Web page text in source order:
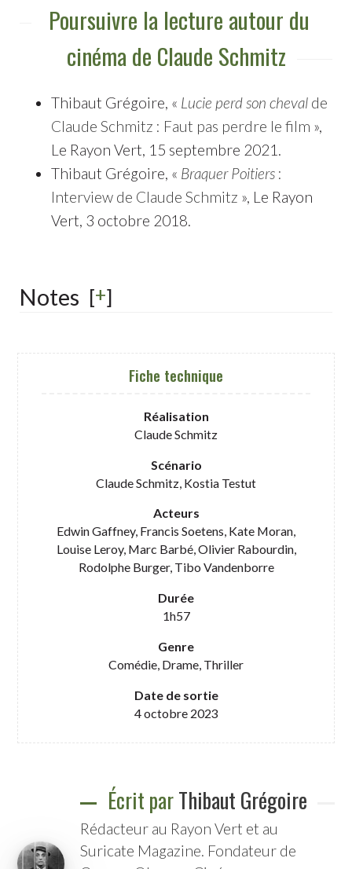
Fiche technique
Réalisation
Claude Schmitz
Scénario
Claude Schmitz, Kostia Testut
Acteurs
Edwin Gaffney, Francis Soetens, Kate Moran,
Louise Leroy, Marc Barbé, Olivier Rabourdin,
Rodolphe Burger, Tibo Vandenborre
Durée
1h57
Genre
Comédie, Drame, Thriller
Date de sortie
4 octobre 2023
Poursuivre la lecture autour du
cinéma de Claude Schmitz
Thibaut Grégoire, « Lucie perd son chevalde
Claude Schmitz : Faut pas perdre le film »,
Le Rayon Vert, 15 septembre 2021.
Thibaut Grégoire, « Braquer Poitiers:
Interview de Claude Schmitz », Le Rayon
Vert, 3 octobre 2018.
Notes [+]
Écrit parThibaut Grégoire
Rédacteur au Rayon Vert et au
Suricate Magazine. Fondateur de